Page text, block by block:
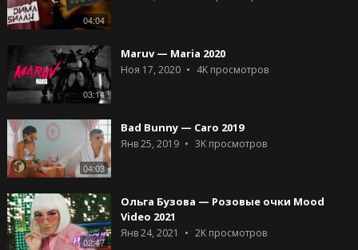
04:04
03:14
Maruv — Maria 2020
Ноя 17, 2020 4Kпросмотров
04:03
Bad Bunny — Caro 2019
Янв 25, 2019 3Kпросмотров
02:47
Ольга Бузова — Розовые очки Mood
Video 2021
Янв 24, 2021 2Kпросмотров